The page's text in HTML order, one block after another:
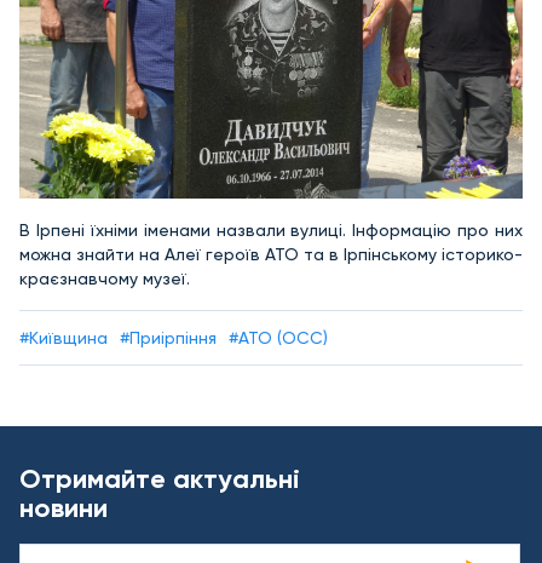
В Ірпені їхніми іменами назвали вулиці. Інформацію про них
можна знайти на Алеї героїв АТО та в Ірпінському історико-
краєзнавчому музеї.
#Київщина #Приірпіння #АТО (ОСС)
Отримайте актуальні
новини